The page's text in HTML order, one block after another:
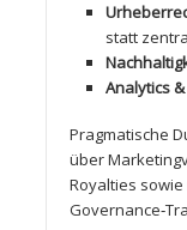
statt
Analytics
Pragmatische
über
Royalties‌